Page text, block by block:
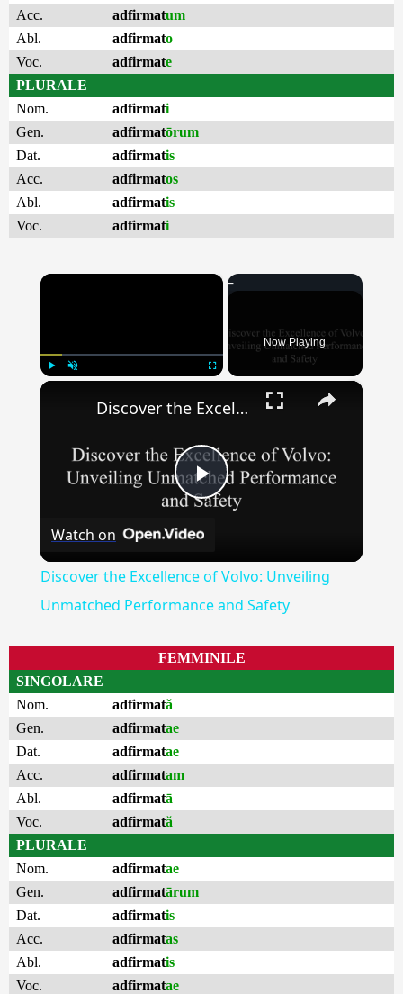
Acc.
adfirmatum
Abl.
adfirmato
Voc.
adfirmate
PLURALE
Nom.
adfirmati
Gen.
adfirmatōrum
Dat.
adfirmatis
Acc.
adfirmatos
Abl.
adfirmatis
Voc.
adfirmati
×
Now Playing
×
Play
Discover the Excellence of Volvo: Unveiling Unmatched Performance and Safety
Watch on
Discover the Excellence of Volvo: Unveiling
Unmatched Performance and Safety
FEMMINILE
SINGOLARE
Nom.
adfirmată
Gen.
adfirmatae
Dat.
adfirmatae
Acc.
adfirmatam
Abl.
adfirmatā
Voc.
adfirmată
PLURALE
Nom.
adfirmatae
Gen.
adfirmatārum
Dat.
adfirmatis
Acc.
adfirmatas
Abl.
adfirmatis
Voc.
adfirmatae